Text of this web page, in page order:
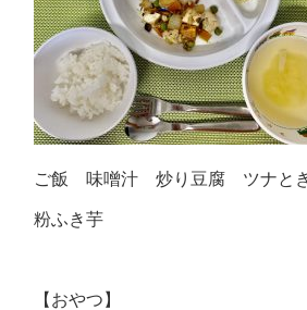
ご飯 味噌汁 炒り豆腐 ツナと
粉ふき芋
【おやつ】